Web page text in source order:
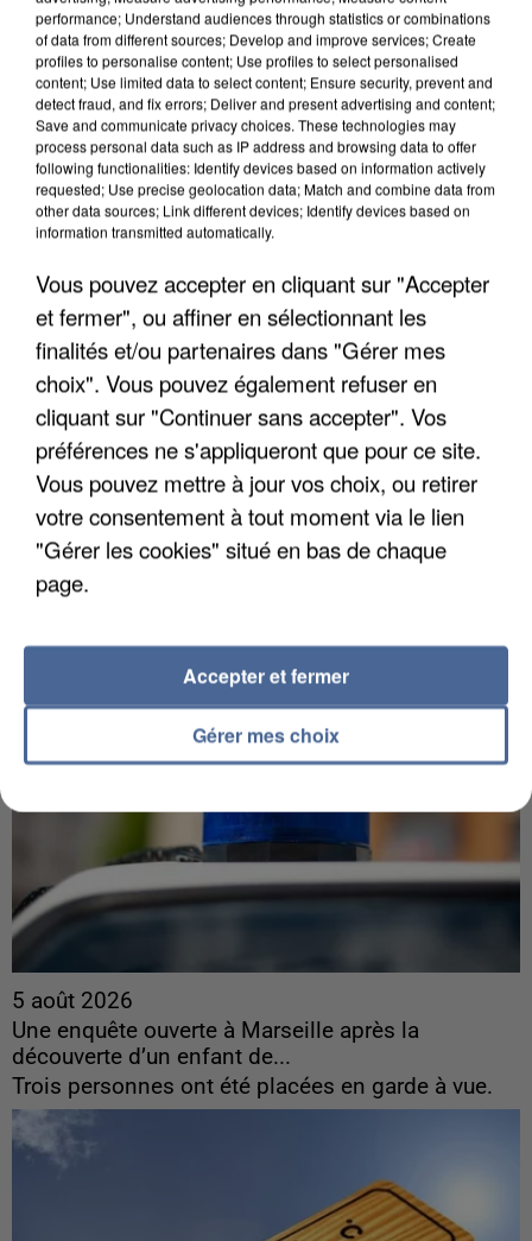
Son corps a été retrouvé à cinq kilomètres de là.
5 août 2026
L’un des fondateurs supposés de la DZ Mafia
interpellé en Algérie
Il est soupçonné d'y avoir mené ses opérations en
France.
5 août 2026
Une enquête ouverte à Marseille après la
découverte d’un enfant de...
Trois personnes ont été placées en garde à vue.
performance; Understand audiences through statistics or combinations
of data from different sources; Develop and improve services; Create
profiles to personalise content; Use profiles to select personalised
content; Use limited data to select content; Ensure security, prevent and
detect fraud, and fix errors; Deliver and present advertising and content;
Save and communicate privacy choices. These technologies may
process personal data such as IP address and browsing data to offer
following functionalities: Identify devices based on information actively
requested; Use precise geolocation data; Match and combine data from
other data sources; Link different devices; Identify devices based on
information transmitted automatically.
Vous pouvez accepter en cliquant sur "Accepter
et fermer", ou affiner en sélectionnant les
finalités et/ou partenaires dans "Gérer mes
choix". Vous pouvez également refuser en
cliquant sur "Continuer sans accepter". Vos
préférences ne s'appliqueront que pour ce site.
Vous pouvez mettre à jour vos choix, ou retirer
votre consentement à tout moment via le lien
"Gérer les cookies" situé en bas de chaque
page.
Gérer mes choix
Accepter et fermer